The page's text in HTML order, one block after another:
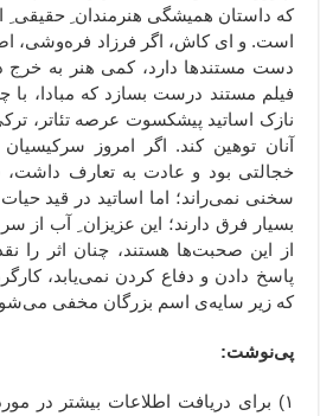
که داستان همیشگی هنرمندان ِ حقیقی
است. و ای کاش، اگر فرزاد فره‌وشی،
دست مستندها دارد، کمی هنر به خرج
فیلم مستند درست بسازد که مبادا،
نازک اساتید پیشکسوت عرصه تئاتر،
آنان توهین کند. اگر امروز
خجالتی بود و عادت به تعارف داشت،
سخنی نمی‌راند؛ اما اساتید در قید حیات
بسیار فرق دارند؛ این عزیزان ِ آب از
از این صحبت‌ها هستند، چنان اثر را
پاسخ دادن و دفاع کردن نمی‌یابد،
که زیر سایه‌ی اسم بزرگان مخفی
پی‌نوشت:
۱) برای دریافت اطلاعات بیشتر در